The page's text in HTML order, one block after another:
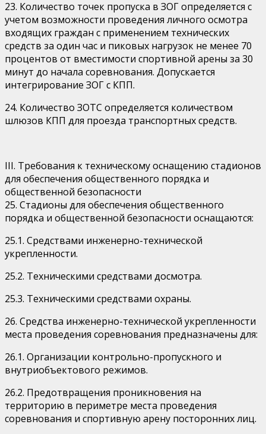
23. Количество точек пропуска в ЗОГ определяется с
учетом возможности проведения личного осмотра
входящих граждан с применением технических
средств за один час и пиковых нагрузок не менее 70
процентов от вместимости спортивной арены за 30
минут до начала соревнования. Допускается
интегрирование ЗОГ с КПП.
24. Количество ЗОТС определяется количеством
шлюзов КПП для проезда транспортных средств.
III. Требования к техническому оснащению стадионов
для обеспечения общественного порядка и
общественной безопасности
25. Стадионы для обеспечения общественного
порядка и общественной безопасности оснащаются:
25.1. Средствами инженерно-технической
укрепленности.
25.2. Техническими средствами досмотра.
25.3. Техническими средствами охраны.
26. Средства инженерно-технической укрепленности
места проведения соревнования предназначены для:
26.1. Организации контрольно-пропускного и
внутриобъектового режимов.
26.2. Предотвращения проникновения на
территорию в периметре места проведения
соревнования и спортивную арену посторонних лиц.